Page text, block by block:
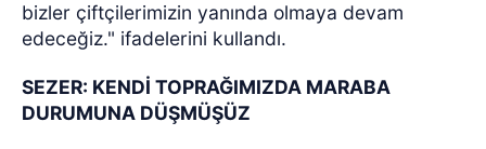
bizler çiftçilerimizin yanında olmaya devam
edeceğiz." ifadelerini kullandı.
SEZER: KENDİ TOPRAĞIMIZDA MARABA
DURUMUNA DÜŞMÜŞÜZ